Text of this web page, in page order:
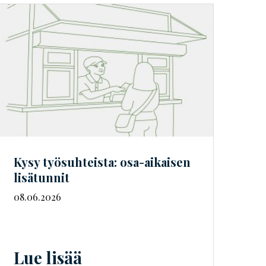
Kysy työsuhteista: osa-aikaisen
lisätunnit
08.06.2026
Lue lisää